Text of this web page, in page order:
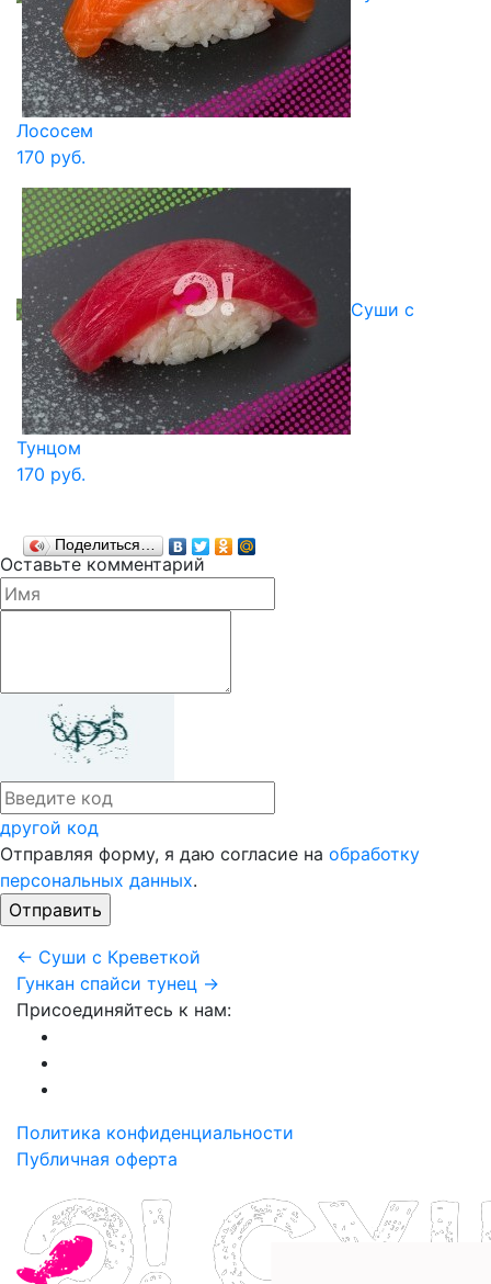
Лососем
170 руб.
Суши с
Тунцом
170 руб.
Поделиться…
Оставьте комментарий
другой код
Отправляя форму, я даю согласие на обработку
персональных данных.
← Суши с Креветкой
Гункан спайси тунец →
Присоединяйтесь к нам:
Политика конфиденциальности
Публичная оферта